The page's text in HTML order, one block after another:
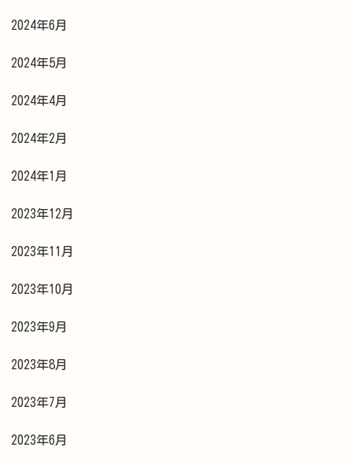
2024年6月
2024年5月
2024年4月
2024年2月
2024年1月
2023年12月
2023年11月
2023年10月
2023年9月
2023年8月
2023年7月
2023年6月